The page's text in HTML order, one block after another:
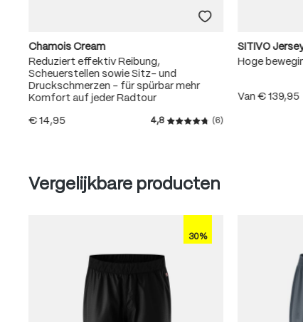
Chamois Cream
Reduziert effektiv Reibung,
Scheuerstellen sowie Sitz- und
Druckschmerzen – für spürbar mehr
Komfort auf jeder Radtour
€ 14,95 4,8
Gemiddelde waardering
(6)
SITIVO
Hoge
Van€ 139,95
Produktgalerie überspringen
Vergelijkbare producten
30%